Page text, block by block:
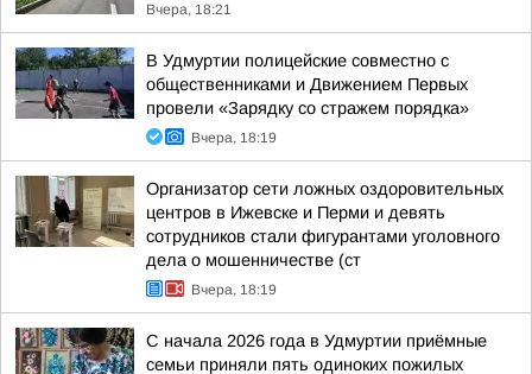
Вчера, 18:21
В Удмуртии полицейские совместно с
общественниками и Движением Первых
провели «Зарядку со стражем порядка»
Вчера, 18:19
Организатор сети ложных оздоровительных
центров в Ижевске и Перми и девять
сотрудников стали фигурантами уголовного
дела о мошенничестве (ст
Вчера, 18:19
С начала 2026 года в Удмуртии приёмные
семьи приняли пять одиноких пожилых